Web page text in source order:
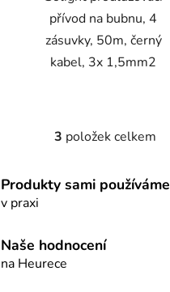
přívod na bubnu, 4
zásuvky, 50m, černý
kabel, 3x 1,5mm2
O
l
á
a
c
3 položek celkem
Produkty sami používáme
v praxi
Naše hodnocení
na Heurece